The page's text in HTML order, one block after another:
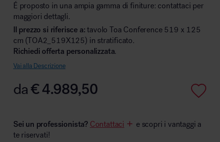
Area hospitality
É proposto in una ampia gamma di finiture: contattaci per
maggiori dettagli.
Il prezzo si riferisce a: tavolo Toa Conference 519 x 125
cm (TOA2_519X125) in stratificato.
Richiedi offerta personalizzata.
Vai alla Descrizione
da€4.989,50
Sei un professionista? Contattaci
e scopri i vantaggi a
te riservati!